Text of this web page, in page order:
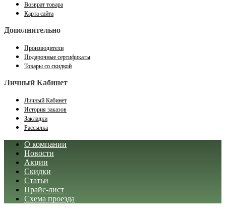
Возврат товара
Карта сайта
Дополнительно
Производители
Подарочные сертификаты
Товары со скидкой
Личный Кабинет
Личный Кабинет
История заказов
Закладки
Рассылка
О компании
Новости
Акции
Скидки
Статьи
Прайс-лист
Схема проезда